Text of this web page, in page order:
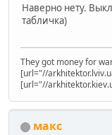
Наверно нету.
табличка)
They got money for
[url="//
[url="//
макс